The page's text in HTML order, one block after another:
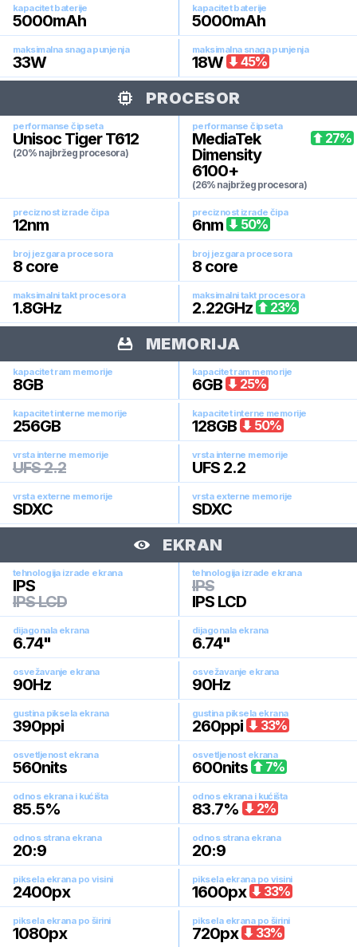
kapacitet baterije
5000mAh
kapacitet baterije
5000mAh
maksimalna snaga punjenja
33W
maksimalna snaga punjenja
18W 45%
PROCESOR
performanse čipseta
Unisoc Tiger T612
(20% najbržeg procesora)
performanse čipseta
MediaTek
Dimensity
6100+
(26% najbržeg procesora)
27%
preciznost izrade čipa
12nm
preciznost izrade čipa
6nm 50%
broj jezgara procesora
8 core
broj jezgara procesora
8 core
maksimalni takt procesora
1.8GHz
maksimalni takt procesora
2.22GHz 23%
MEMORIJA
kapacitet ram memorije
8GB
kapacitet ram memorije
6GB 25%
kapacitet interne memorije
256GB
kapacitet interne memorije
128GB 50%
vrsta interne memorije
UFS 2.2
vrsta interne memorije
UFS 2.2
vrsta externe memorije
SDXC
vrsta externe memorije
SDXC
EKRAN
tehnologija izrade ekrana
IPS
IPS LCD
tehnologija izrade ekrana
IPS
IPS LCD
dijagonala ekrana
6.74"
dijagonala ekrana
6.74"
osvežavanje ekrana
90Hz
osvežavanje ekrana
90Hz
gustina piksela ekrana
390ppi
gustina piksela ekrana
260ppi 33%
osvetljenost ekrana
560nits
osvetljenost ekrana
600nits 7%
odnos ekrana i kućišta
85.5%
odnos ekrana i kućišta
83.7% 2%
odnos strana ekrana
20:9
odnos strana ekrana
20:9
piksela ekrana po visini
2400px
piksela ekrana po visini
1600px 33%
piksela ekrana po širini
1080px
piksela ekrana po širini
720px 33%